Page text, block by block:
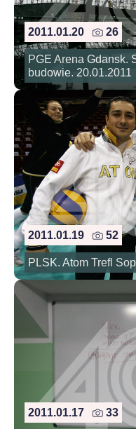
2011.01.20 26
PGE Arena Gdansk.
budowie. 20.01.2011
2011.01.19 52
PLSK. Atom Trefl
2011.01.17 33